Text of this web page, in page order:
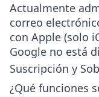
Actualmente
correo
con Apple (solo
Google no está
Suscripción y
¿Qué funciones